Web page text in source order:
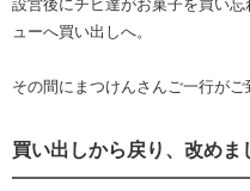
設営後にチビ達がお菓子を買い
ューへ買い出しへ。
その間にまつけんさんご一行がご
買い出しから戻り、改めま